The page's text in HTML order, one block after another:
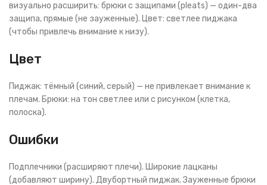
визуально расширить: брюки с защипами (pleats) — один-два
защипа, прямые (не зауженные). Цвет: светлее пиджака
(чтобы привлечь внимание к низу).
Цвет
Пиджак: тёмный (синий, серый) — не привлекает внимание к
плечам. Брюки: на тон светлее или с рисунком (клетка,
полоска).
Ошибки
Подплечники (расширяют плечи). Широкие лацканы
(добавляют ширину). Двубортный пиджак. Зауженные брюки